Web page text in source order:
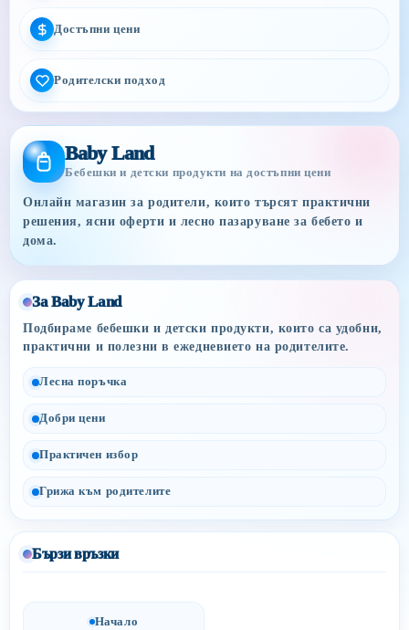
Достъпни цени
Родителски подход
Baby Land
Бебешки и детски продукти на достъпни цени
Онлайн магазин за родители, които търсят практични
решения, ясни оферти и лесно пазаруване за бебето и
дома.
За Baby Land
Подбираме бебешки и детски продукти, които са удобни,
практични и полезни в ежедневието на родителите.
Лесна поръчка
Добри цени
Практичен избор
Грижа към родителите
Бързи връзки
Начало